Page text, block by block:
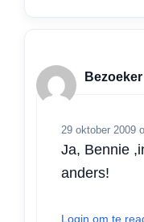
Bezoeker
29 oktober 2009
Ja, Bennie
anders!
Login om te